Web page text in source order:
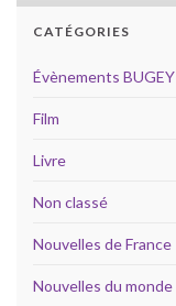
CATÉGORIES
Évènements BUGEY
Film
Livre
Non classé
Nouvelles de France
Nouvelles du monde